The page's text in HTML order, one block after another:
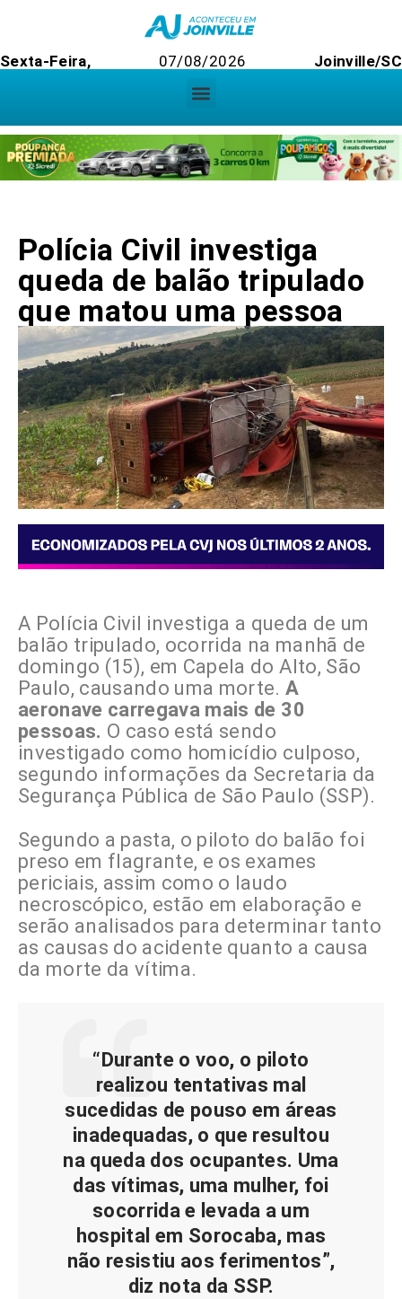
Sexta-Feira, 07/08/2026 Joinville/SC
Polícia Civil investiga
queda de balão tripulado
que matou uma pessoa
A Polícia Civil investiga a queda de um
balão tripulado, ocorrida na manhã de
domingo (15), em Capela do Alto, São
Paulo, causando uma morte. A
aeronave carregava mais de 30
pessoas. O caso está sendo
investigado como homicídio culposo,
segundo informações da Secretaria da
Segurança Pública de São Paulo (SSP).
Segundo a pasta, o piloto do balão foi
preso em flagrante, e os exames
periciais, assim como o laudo
necroscópico, estão em elaboração e
serão analisados para determinar tanto
as causas do acidente quanto a causa
da morte da vítima.
“Durante o voo, o piloto
realizou tentativas mal
sucedidas de pouso em áreas
inadequadas, o que resultou
na queda dos ocupantes. Uma
das vítimas, uma mulher, foi
socorrida e levada a um
hospital em Sorocaba, mas
não resistiu aos ferimentos”,
diz nota da SSP.